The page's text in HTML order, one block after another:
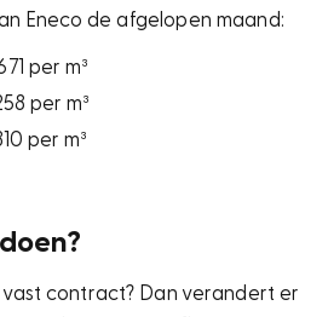
Eneco de afgelopen maand:
per m³
per m³
per m³
contract? Dan verandert er